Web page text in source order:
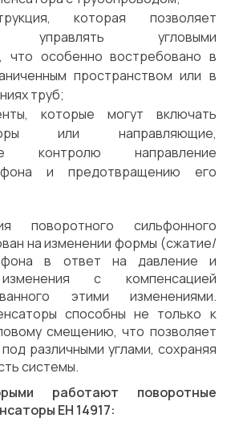
которая позволяет
управлять угловыми
что особенно востребовано в
пространством или в
труб;
которые могут включать
или направляющие,
контролю направление
и предотвращению его
поворотного сильфонного
на изменении формы (сжатие/
в ответ на давление и
с компенсацией
этими изменениями.
способны не только к
смещению, что позволяет
различными углами, сохраняя
системы.
работают поворотные
ЕН 14917: